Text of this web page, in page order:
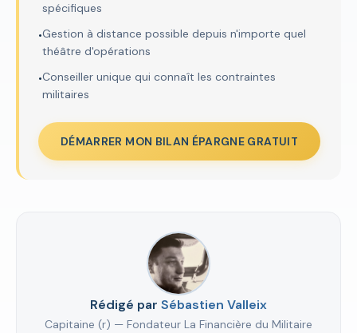
spécifiques
•Gestion à distance possible depuis n'importe quel
théâtre d'opérations
•Conseiller unique qui connaît les contraintes
militaires
DÉMARRER MON BILAN ÉPARGNE GRATUIT
Rédigé par Sébastien Valleix
Capitaine (r) — Fondateur La Financière du Militaire